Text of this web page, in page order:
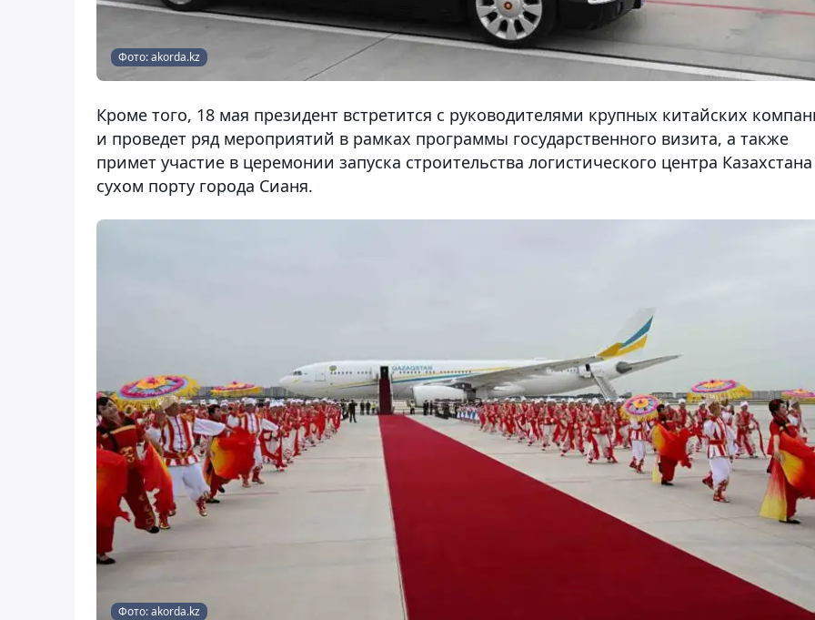
Фото: akorda.kz
Кроме того, 18 мая президент встретится с руководителями крупных китайских
и проведет ряд мероприятий в рамках программы государственного визита, а также
примет участие в церемонии запуска строительства логистического центра
сухом порту города Сианя.
Фото: akorda.kz